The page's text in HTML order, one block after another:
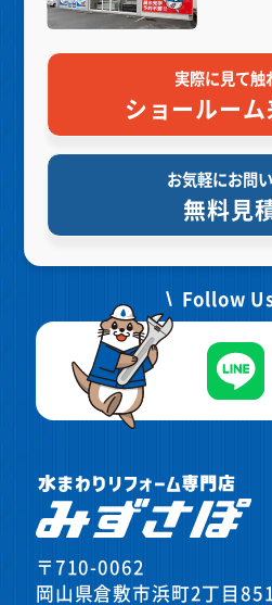
実際に見て触
ショールー
お気軽にお問
無料見
Follow
〒710-0062
岡山県倉敷市浜町2丁目